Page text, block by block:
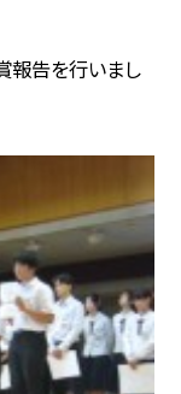
報告を行いまし